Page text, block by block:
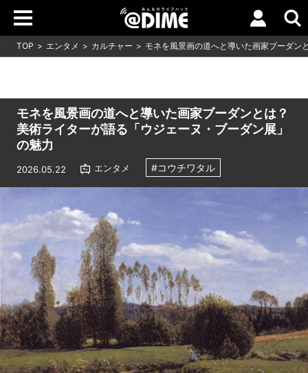
TOP エンタメ カルチャー モネを風景画の道へと導いた画家ブーダン
モネを風景画の道へと導いた画家ブーダンとは？
美術ライターが語る「ウジェーヌ・ブーダン展」
の魅力
2026.05.22 エンタメ #コウチワタル